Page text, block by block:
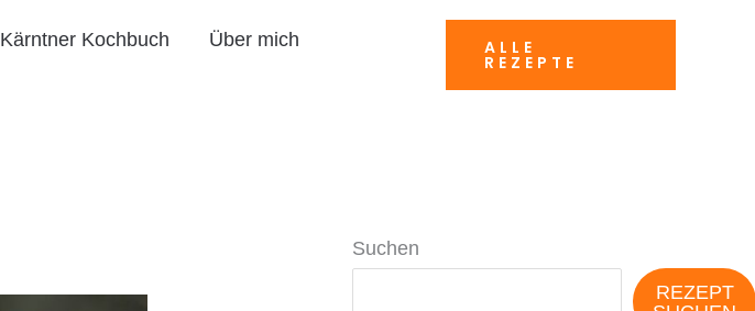
Kärntner Kochbuch
Über mich
ALLE
REZEPTE
Suchen
REZEPT